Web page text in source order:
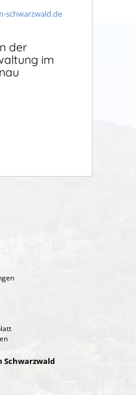
schwarzwald.de
der
im
Schwarzwald